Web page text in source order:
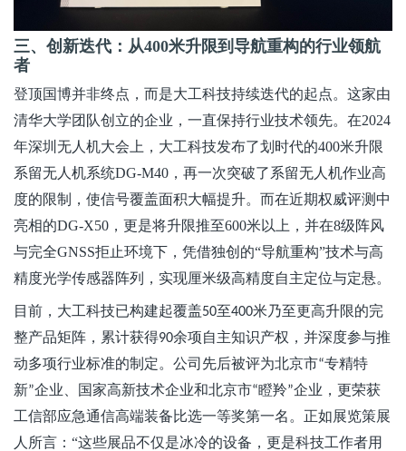
三、创新迭代：从400米升限到导航重构的行业领航
者
登顶国博并非终点，而是大工科技持续迭代的起点。这家由
清华大学团队创立的企业，一直保持行业技术领先。在2024
年深圳无人机大会上，大工科技发布了划时代的400米升限
系留无人机系统DG-M40，再一次突破了系留无人机作业高
度的限制，使信号覆盖面积大幅提升。而在近期权威评测中
亮相的DG-X50，更是将升限推至600米以上，并在8级阵风
与完全GNSS拒止环境下，凭借独创的“导航重构”技术与高
精度光学传感器阵列，实现厘米级高精度自主定位与定悬。
目前，大工科技已构建起覆盖50至400米乃至更高升限的完
整产品矩阵，累计获得90余项自主知识产权，并深度参与推
动多项行业标准的制定。公司先后被评为北京市“专精特
新”企业、国家高新技术企业和北京市“瞪羚”企业，更荣获
工信部应急通信高端装备比选一等奖第一名 。正如展览策展
人所言： “这些展品不仅是冰冷的设备，更是科技工作者用